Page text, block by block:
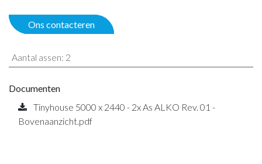
Ons contacteren
Aantal assen: 2
Documenten
Tinyhouse 5000 x 2440 - 2x As ALKO Rev. 01 -
Bovenaanzicht.pdf